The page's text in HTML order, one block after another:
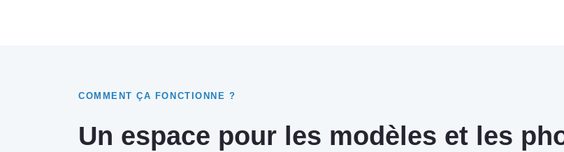
COMMENT ÇA FONCTIONNE ?
Un espace pour les modèles et les